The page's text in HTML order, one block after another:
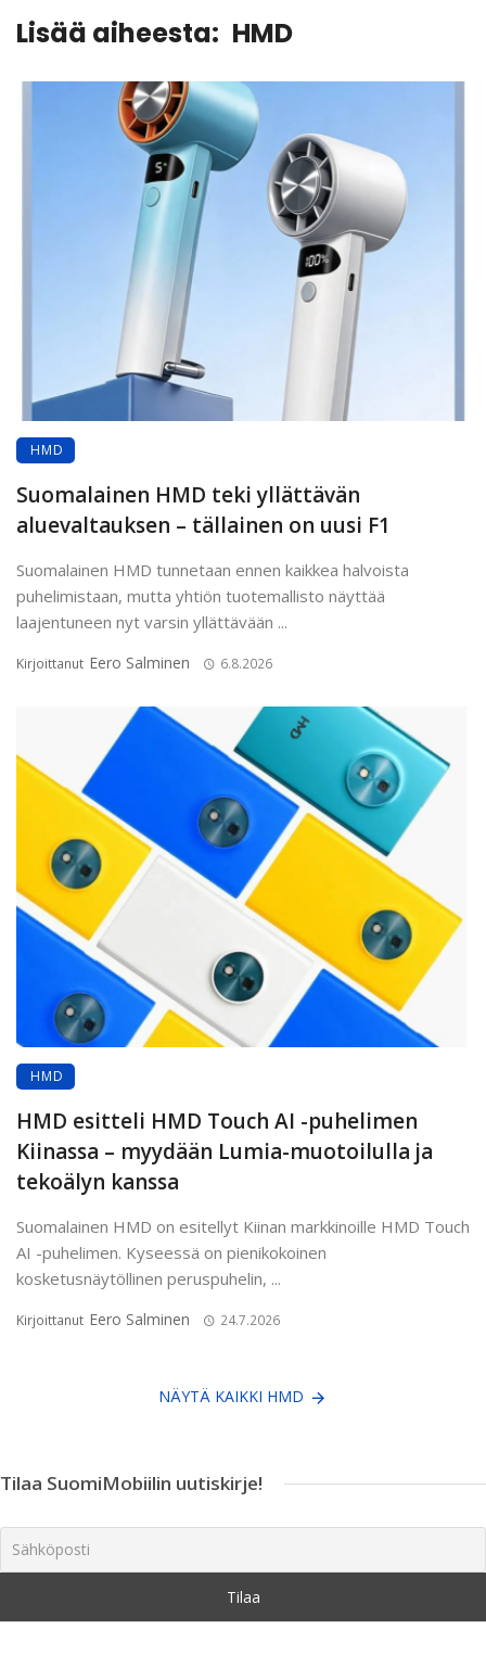
Lisää aiheesta: HMD
HMD
Suomalainen HMD teki yllättävän
aluevaltauksen – tällainen on uusi F1
Suomalainen HMD tunnetaan ennen kaikkea halvoista
puhelimistaan, mutta yhtiön tuotemallisto näyttää
laajentuneen nyt varsin yllättävään ...
Kirjoittanut Eero Salminen 6.8.2026
HMD
HMD esitteli HMD Touch AI -puhelimen
Kiinassa – myydään Lumia-muotoilulla ja
tekoälyn kanssa
Suomalainen HMD on esitellyt Kiinan markkinoille HMD Touch
AI -puhelimen. Kyseessä on pienikokoinen
kosketusnäytöllinen peruspuhelin, ...
Kirjoittanut Eero Salminen 24.7.2026
NÄYTÄ KAIKKI HMD
Tilaa SuomiMobiilin uutiskirje!